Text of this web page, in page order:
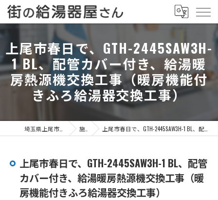
上尾市春日で、GTH-2445SAW3H-
1 BL、配管カバー付き、給湯暖
房熱源機交換工事（暖房機能付
きふろ給湯器交換工事）
施工事例 上尾市春日で、GTH-2445SAW3H-1 BL、配管カバー付き、給湯暖房熱源機交換工事（暖房機能付きふろ給湯器交換工事）
上尾市春日で、GTH-2445SAW3H-1 BL、配管
カバー付き、給湯暖房熱源機交換工事（暖
房機能付きふろ給湯器交換工事）